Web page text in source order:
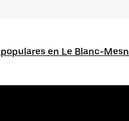
en Le Blanc-